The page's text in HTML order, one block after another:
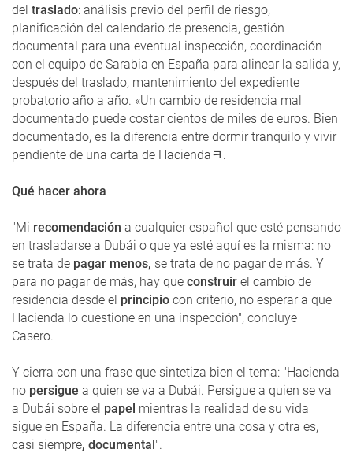
del traslado: análisis previo del perfil de riesgo,
planificación del calendario de presencia, gestión
documental para una eventual inspección, coordinación
con el equipo de Sarabia en España para alinear la salida y,
después del traslado, mantenimiento del expediente
probatorio año a año. «Un cambio de residencia mal
documentado puede costar cientos de miles de euros. Bien
documentado, es la diferencia entre dormir tranquilo y vivir
pendiente de una carta de Haciendaﾻ.
Qué hacer ahora
"Mi recomendación a cualquier español que esté pensando
en trasladarse a Dubái o que ya esté aquí es la misma: no
se trata de pagar menos, se trata de no pagar de más. Y
para no pagar de más, hay que construir el cambio de
residencia desde el principio con criterio, no esperar a que
Hacienda lo cuestione en una inspección", concluye
Casero.
Y cierra con una frase que sintetiza bien el tema: "Hacienda
no persigue a quien se va a Dubái. Persigue a quien se va
a Dubái sobre el papel mientras la realidad de su vida
sigue en España. La diferencia entre una cosa y otra es,
casi siempre, documental".